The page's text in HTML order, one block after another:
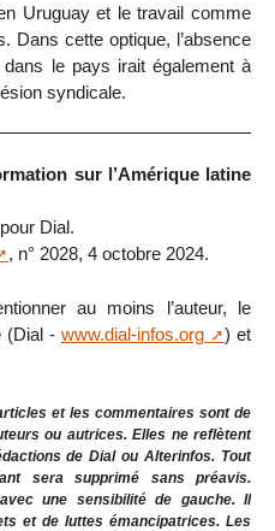
Uruguay et le travail comme
Dans cette optique, l’absence
dans le pays irait également à
syndicale.
sur l’Amérique latine
Dial.
, n° 2028, 4 octobre 2024.
au moins l’auteur, le
(Dial - www.dial-infos.org
) et
et les commentaires sont de
ou autrices. Elles ne reflètent
de Dial ou Alterinfos. Tout
sera supprimé sans préavis.
une sensibilité de gauche. Il
et de luttes émancipatrices. Les